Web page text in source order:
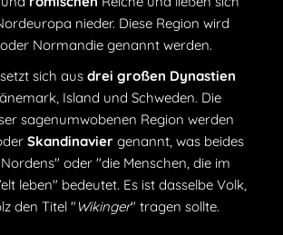
nieder. Diese Region wird
Normandie genannt werden.
sich aus drei großen Dynastien
Island und Schweden. Die
sagenumwobenen Region werden
Skandinavier genannt, was beides
oder "die Menschen, die im
leben" bedeutet. Es ist dasselbe Volk,
den Titel " Wikinger" tragen sollte.